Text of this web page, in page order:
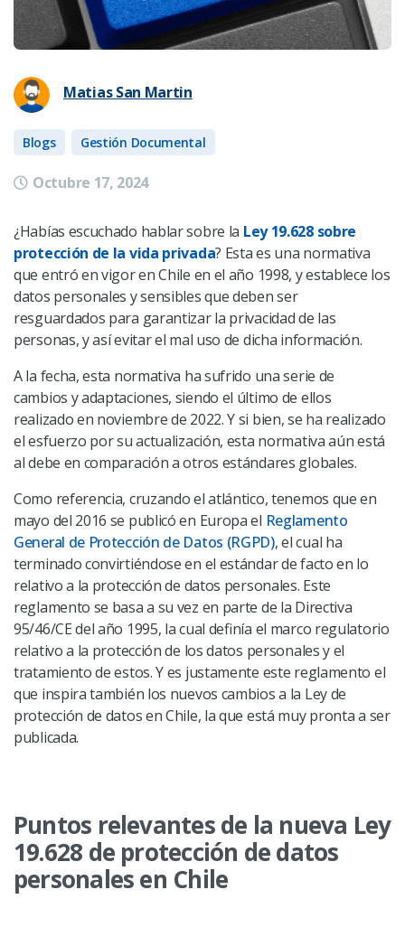
Matias San Martin
Blogs Gestión Documental
Octubre 17, 2024
¿Habías escuchado hablar sobre la Ley 19.628 sobre
protección de la vida privada? Esta es una normativa
que entró en vigor en Chile en el año 1998, y establece los
datos personales y sensibles que deben ser
resguardados para garantizar la privacidad de las
personas, y así evitar el mal uso de dicha información.
A la fecha, esta normativa ha sufrido una serie de
cambios y adaptaciones, siendo el último de ellos
realizado en noviembre de 2022. Y si bien, se ha realizado
el esfuerzo por su actualización, esta normativa aún está
al debe en comparación a otros estándares globales.
Como referencia, cruzando el atlántico, tenemos que en
mayo del 2016 se publicó en Europa el Reglamento
General de Protección de Datos (RGPD), el cual ha
terminado convirtiéndose en el estándar de facto en lo
relativo a la protección de datos personales. Este
reglamento se basa a su vez en parte de la Directiva
95/46/CE del año 1995, la cual definía el marco regulatorio
relativo a la protección de los datos personales y el
tratamiento de estos. Y es justamente este reglamento el
que inspira también los nuevos cambios a la Ley de
protección de datos en Chile, la que está muy pronta a ser
publicada.
Puntos relevantes de la nueva Ley
19.628 de protección de datos
personales en Chile